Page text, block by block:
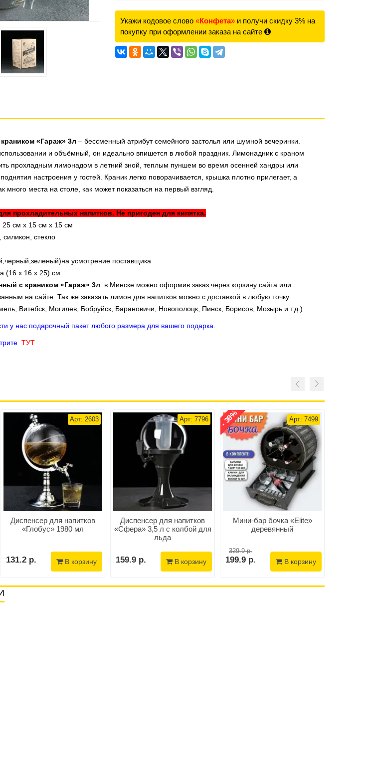
Укажи кодовое слово «Конфета» и получи скидку 3% на
покупку при оформлении заказа на сайте
«Гараж» 3л – бессменный атрибут семейного застолья или шумной вечеринки.
и объёмный, он идеально впишется в любой праздник. Лимонадник с краном
прохладным лимонадом в летний зной, теплым пуншем во время осенней хандры или
настроения у гостей. Краник легко поворачивается, крышка плотно прилегает, а
много места на столе, как может показаться на первый взгляд.
прохладительных напитков. Не пригоден для кипятка.
25 см х 15 см х 15 см
стекло
усмотрение поставщика
(16 х 16 х 25) см
с краником «Гараж» 3л
в Минске можно оформив заказ через корзину сайта или
на сайте. Так же заказать лимон для напитков можно с доставкой в любую точку
Витебск, Могилев, Бобруйск, Барановичи, Новополоцк, Пинск, Борисов, Мозырь и т.д.)
у нас подарочный пакет любого размера для вашего подарка.
ТУТ
Арт: 2603
Диспенсер для напитков
«Глобус» 1980 мл
131.2 р. В корзину
Арт: 7796
Диспенсер для напитков
«Сфера» 3,5 л с колбой для
льда
159.9 р. В корзину
Арт: 7499
Мини-бар бочка «Elite»
деревянный
329.9 р.
199.9 р.
- 39%
В корзину